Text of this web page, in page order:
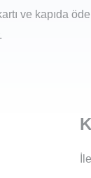
ve kapıda